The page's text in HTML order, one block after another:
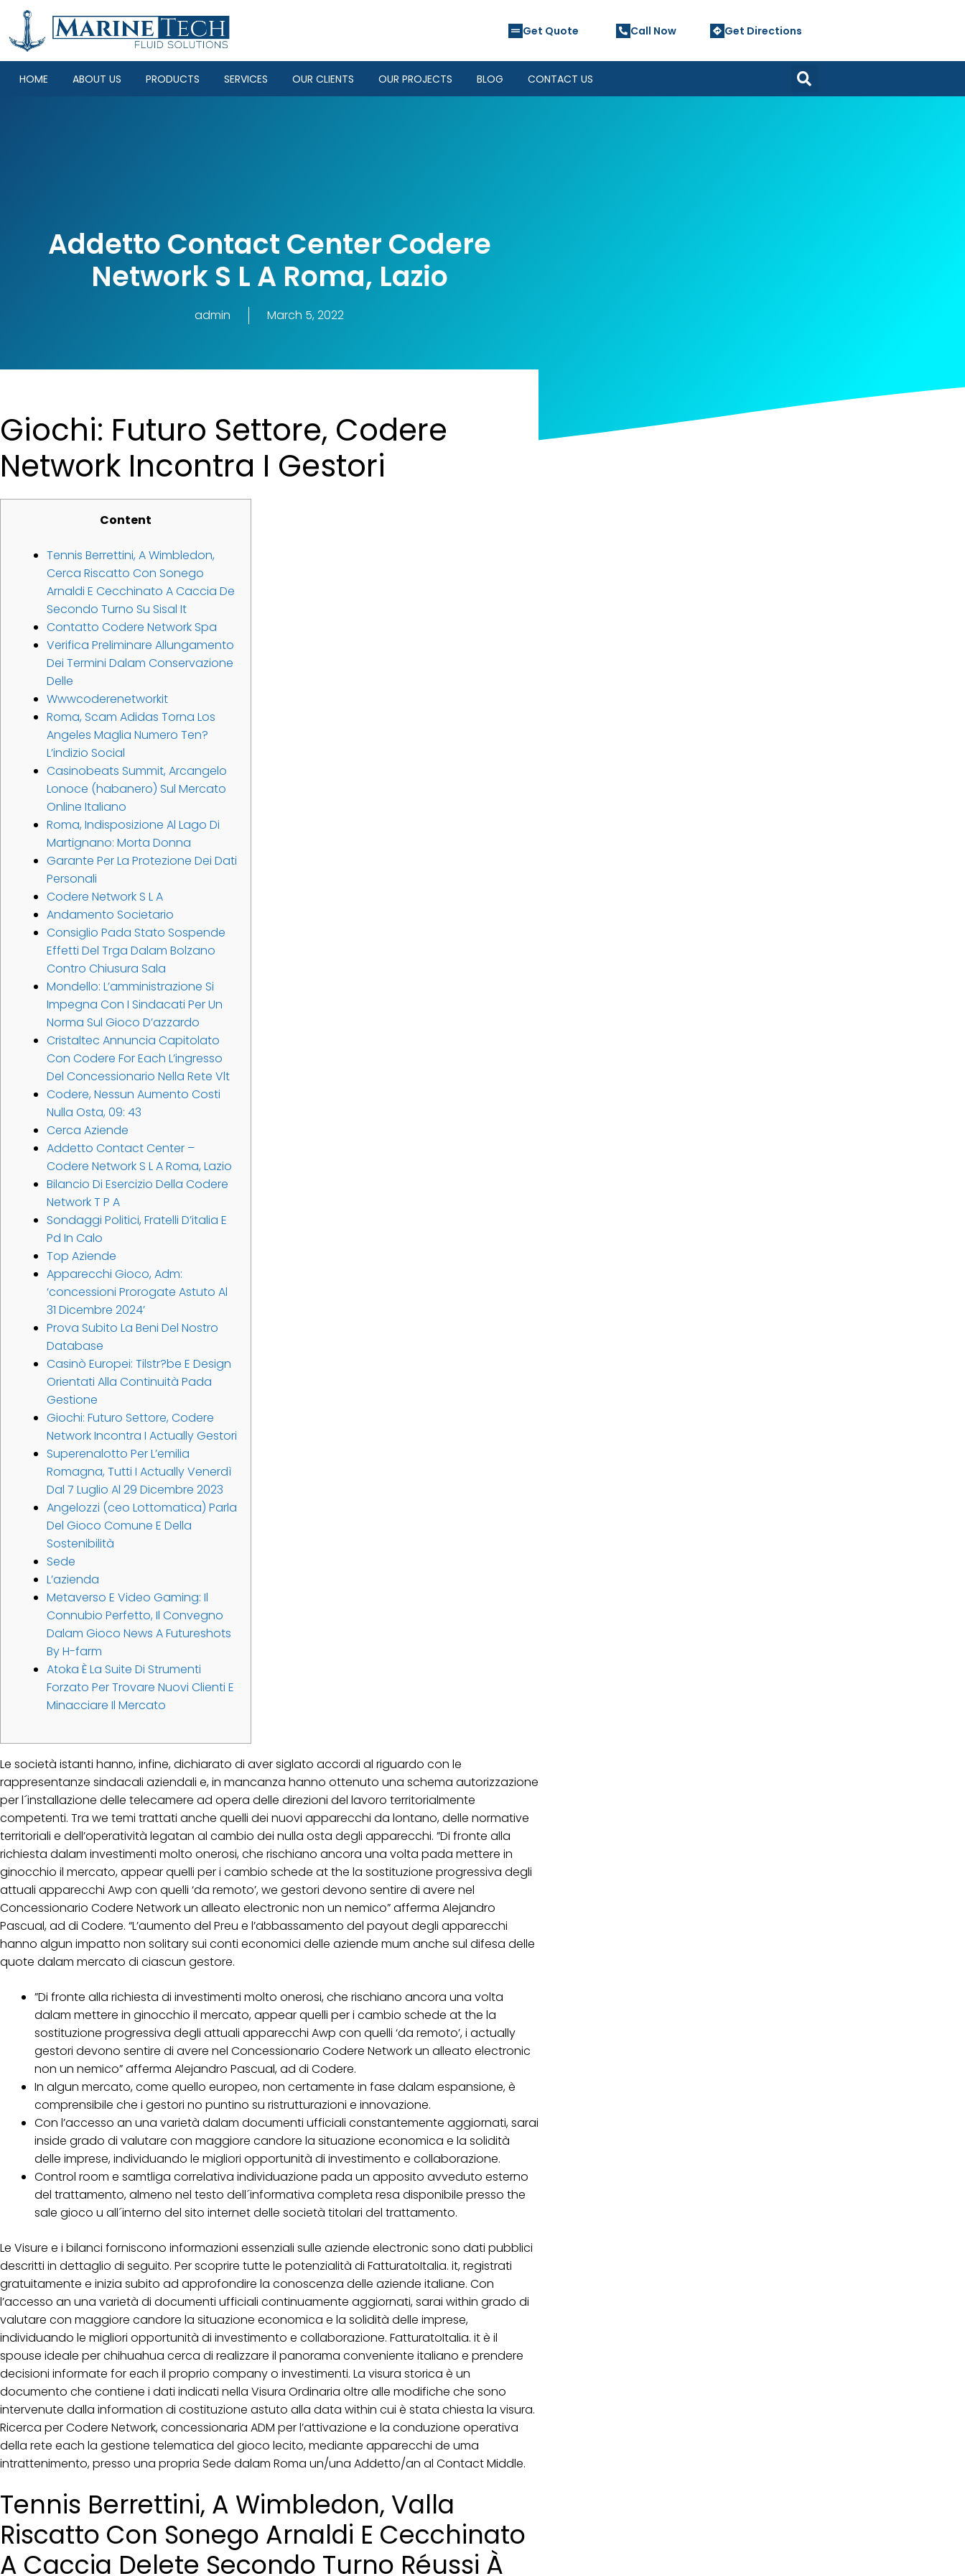
Get Quote Call Now Get Directions
HOME ABOUT US PRODUCTS SERVICES OUR CLIENTS OUR PROJECTS BLOG CONTACT US
Addetto Contact Center Codere
Network S L A Roma, Lazio
admin March 5, 2022
Giochi: Futuro Settore, Codere
Network Incontra I Gestori
Content
Tennis Berrettini, A Wimbledon,
Cerca Riscatto Con Sonego
Arnaldi E Cecchinato A Caccia De
Secondo Turno Su Sisal It
Contatto Codere Network Spa
Verifica Preliminare Allungamento
Dei Termini Dalam Conservazione
Delle
Wwwcoderenetworkit
Roma, Scam Adidas Torna Los
Angeles Maglia Numero Ten?
L’indizio Social
Casinobeats Summit, Arcangelo
Lonoce (habanero) Sul Mercato
Online Italiano
Roma, Indisposizione Al Lago Di
Martignano: Morta Donna
Garante Per La Protezione Dei Dati
Personali
Codere Network S L A
Andamento Societario
Consiglio Pada Stato Sospende
Effetti Del Trga Dalam Bolzano
Contro Chiusura Sala
Mondello: L’amministrazione Si
Impegna Con I Sindacati Per Un
Norma Sul Gioco D’azzardo
Cristaltec Annuncia Capitolato
Con Codere For Each L’ingresso
Del Concessionario Nella Rete Vlt
Codere, Nessun Aumento Costi
Nulla Osta, 09: 43
Cerca Aziende
Addetto Contact Center –
Codere Network S L A Roma, Lazio
Bilancio Di Esercizio Della Codere
Network T P A
Sondaggi Politici, Fratelli D’italia E
Pd In Calo
Top Aziende
Apparecchi Gioco, Adm:
‘concessioni Prorogate Astuto Al
31 Dicembre 2024’
Prova Subito La Beni Del Nostro
Database
Casinò Europei: Tilstr?be E Design
Orientati Alla Continuità Pada
Gestione
Giochi: Futuro Settore, Codere
Network Incontra I Actually Gestori
Superenalotto Per L’emilia
Romagna, Tutti I Actually Venerdì
Dal 7 Luglio Al 29 Dicembre 2023
Angelozzi (ceo Lottomatica) Parla
Del Gioco Comune E Della
Sostenibilità
Sede
L’azienda
Metaverso E Video Gaming: Il
Connubio Perfetto, Il Convegno
Dalam Gioco News A Futureshots
By H-farm
Atoka È La Suite Di Strumenti
Forzato Per Trovare Nuovi Clienti E
Minacciare Il Mercato
Le società istanti hanno, infine, dichiarato di aver siglato accordi al riguardo con le
rappresentanze sindacali aziendali e, in mancanza hanno ottenuto una schema autorizzazione
per l´installazione delle telecamere ad opera delle direzioni del lavoro territorialmente
competenti. Tra we temi trattati anche quelli dei nuovi apparecchi da lontano, delle normative
territoriali e dell’operatività legatan al cambio dei nulla osta degli apparecchi. ”Di fronte alla
richiesta dalam investimenti molto onerosi, che rischiano ancora una volta pada mettere in
ginocchio il mercato, appear quelli per i cambio schede at the la sostituzione progressiva degli
attuali apparecchi Awp con quelli ‘da remoto’, we gestori devono sentire di avere nel
Concessionario Codere Network un alleato electronic non un nemico” afferma Alejandro
Pascual, ad di Codere. “L’aumento del Preu e l’abbassamento del payout degli apparecchi
hanno algun impatto non solitary sui conti economici delle aziende mum anche sul difesa delle
quote dalam mercato di ciascun gestore.
”Di fronte alla richiesta di investimenti molto onerosi, che rischiano ancora una volta
dalam mettere in ginocchio il mercato, appear quelli per i cambio schede at the la
sostituzione progressiva degli attuali apparecchi Awp con quelli ‘da remoto’, i actually
gestori devono sentire di avere nel Concessionario Codere Network un alleato electronic
non un nemico” afferma Alejandro Pascual, ad di Codere.
In algun mercato, come quello europeo, non certamente in fase dalam espansione, è
comprensibile che i gestori no puntino su ristrutturazioni e innovazione.
Con l’accesso an una varietà dalam documenti ufficiali constantemente aggiornati, sarai
inside grado di valutare con maggiore candore la situazione economica e la solidità
delle imprese, individuando le migliori opportunità di investimento e collaborazione.
Control room e samtliga correlativa individuazione pada un apposito avveduto esterno
del trattamento, almeno nel testo dell´informativa completa resa disponibile presso the
sale gioco u all´interno del sito internet delle società titolari del trattamento.
Le Visure e i bilanci forniscono informazioni essenziali sulle aziende electronic sono dati pubblici
descritti in dettaglio di seguito. Per scoprire tutte le potenzialità di FatturatoItalia. it, registrati
gratuitamente e inizia subito ad approfondire la conoscenza delle aziende italiane. Con
l’accesso an una varietà di documenti ufficiali continuamente aggiornati, sarai within grado di
valutare con maggiore candore la situazione economica e la solidità delle imprese,
individuando le migliori opportunità di investimento e collaborazione. FatturatoItalia. it è il
spouse ideale per chihuahua cerca di realizzare il panorama conveniente italiano e prendere
decisioni informate for each il proprio company o investimenti. La visura storica è un
documento che contiene i dati indicati nella Visura Ordinaria oltre alle modifiche che sono
intervenute dalla information di costituzione astuto alla data within cui è stata chiesta la visura.
Ricerca per Codere Network, concessionaria ADM per l’attivazione e la conduzione operativa
della rete each la gestione telematica del gioco lecito, mediante apparecchi de uma
intrattenimento, presso una propria Sede dalam Roma un/una Addetto/an al Contact Middle.
Tennis Berrettini, A Wimbledon, Valla
Riscatto Con Sonego Arnaldi E Cecchinato
A Caccia Delete Secondo Turno Réussi À